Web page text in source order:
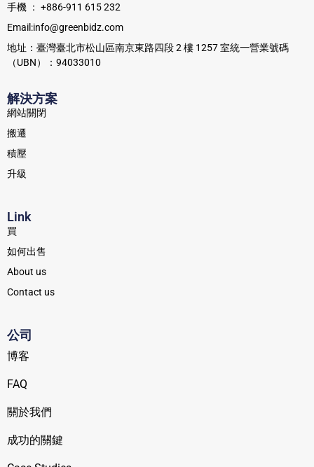
解決方案
網站關閉
搬遷
積壓
升級
Link
買
如何出售
About us
Contact us
公司
博客
FAQ
關於我們
成功的關鍵
手機 ： +886-911 615 232
Email:info@greenbidz.com
地址：臺灣臺北市松山區南京東路四段 2 樓 1257 室統一營業號碼
（UBN）：94033010